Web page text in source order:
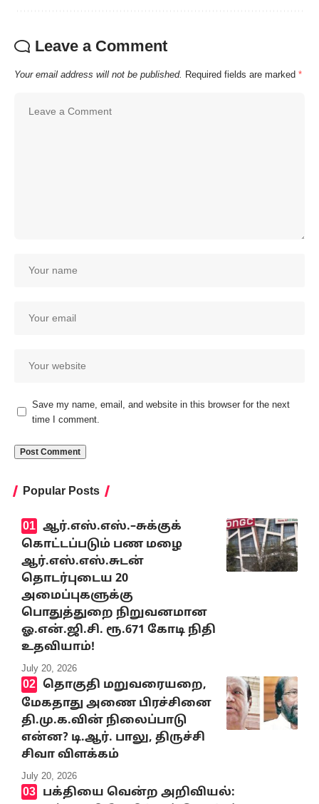
Leave a Comment
Your email address will not be published. Required fields are marked *
Save my name, email, and website in this browser for the next
time I comment.
Popular Posts
ஆர்.எஸ்.எஸ்.–சுக்குக்
கொட்டப்படும் பண மழை
ஆர்.எஸ்.எஸ்.சுடன்
தொடர்புடைய 20
அமைப்புகளுக்கு
பொதுத்துறை நிறுவனமான
ஓ.என்.ஜி.சி. ரூ.671 கோடி நிதி
உதவியாம்!
July 20, 2026
தொகுதி மறுவரையறை,
மேகதாது அணை பிரச்சினை
தி.மு.க.வின் நிலைப்பாடு
என்ன? டி.ஆர். பாலு, திருச்சி
சிவா விளக்கம்
July 20, 2026
பக்தியை வென்ற அறிவியல்: